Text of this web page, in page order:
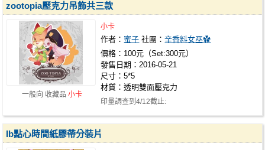
一般向 收藏品 小卡
zootopia壓克力吊飾共三款
小卡
作者： 蜜子 社團：辛香料女巫✿
價格：100元（Set:300元）
發售日期：2016-05-21
尺寸：5*5
材質：透明雙面壓克力
印量調查到4/12截止:
Ib點心時間紙膠帶分裝片